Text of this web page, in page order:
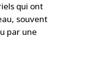
qui ont
souvent
par une